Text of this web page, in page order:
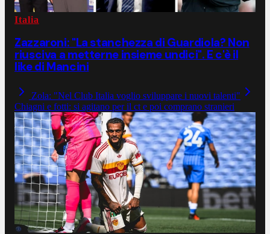
Italia
Zazzaroni: "La stanchezza di Guardiola? Non
riusciva a metterne insieme undici". E c'è il
like di Mancini
Zola: "Nel Club Italia voglio sviluppare i nuovi talenti"
Chiagni e fotti: si agitano per il ct e poi comprano stranieri